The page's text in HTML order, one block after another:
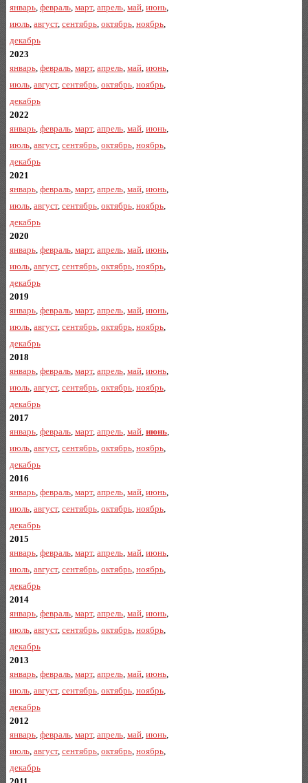
январь, февраль, март, апрель, май, июнь,
июль, август, сентябрь, октябрь, ноябрь,
декабрь
2023
январь, февраль, март, апрель, май, июнь,
июль, август, сентябрь, октябрь, ноябрь,
декабрь
2022
январь, февраль, март, апрель, май, июнь,
июль, август, сентябрь, октябрь, ноябрь,
декабрь
2021
январь, февраль, март, апрель, май, июнь,
июль, август, сентябрь, октябрь, ноябрь,
декабрь
2020
январь, февраль, март, апрель, май, июнь,
июль, август, сентябрь, октябрь, ноябрь,
декабрь
2019
январь, февраль, март, апрель, май, июнь,
июль, август, сентябрь, октябрь, ноябрь,
декабрь
2018
январь, февраль, март, апрель, май, июнь,
июль, август, сентябрь, октябрь, ноябрь,
декабрь
2017
январь, февраль, март, апрель, май, июнь,
июль, август, сентябрь, октябрь, ноябрь,
декабрь
2016
январь, февраль, март, апрель, май, июнь,
июль, август, сентябрь, октябрь, ноябрь,
декабрь
2015
январь, февраль, март, апрель, май, июнь,
июль, август, сентябрь, октябрь, ноябрь,
декабрь
2014
январь, февраль, март, апрель, май, июнь,
июль, август, сентябрь, октябрь, ноябрь,
декабрь
2013
январь, февраль, март, апрель, май, июнь,
июль, август, сентябрь, октябрь, ноябрь,
декабрь
2012
январь, февраль, март, апрель, май, июнь,
июль, август, сентябрь, октябрь, ноябрь,
декабрь